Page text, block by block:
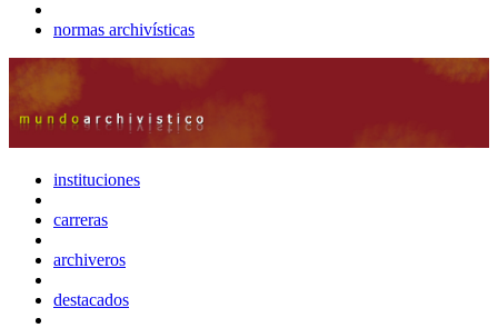
normas archivísticas
instituciones
carreras
archiveros
destacados